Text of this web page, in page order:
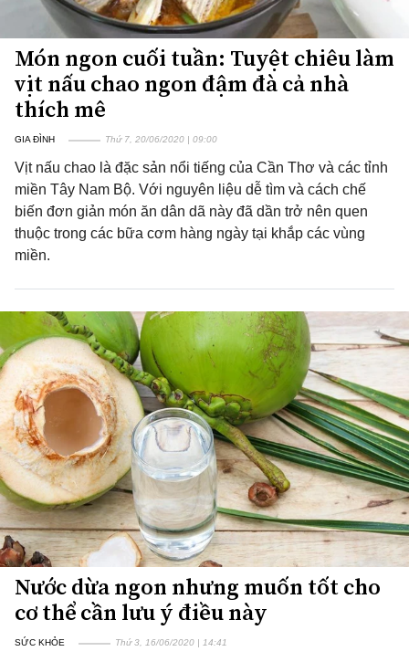
Món ngon cuối tuần: Tuyệt chiêu làm
vịt nấu chao ngon đậm đà cả nhà
thích mê
GIA ĐÌNH Thứ 7, 20/06/2020 | 09:00
Vịt nấu chao là đặc sản nổi tiếng của Cần Thơ và các tỉnh
miền Tây Nam Bộ. Với nguyên liệu dễ tìm và cách chế
biến đơn giản món ăn dân dã này đã dần trở nên quen
thuộc trong các bữa cơm hàng ngày tại khắp các vùng
miền.
Nước dừa ngon nhưng muốn tốt cho
cơ thể cần lưu ý điều này
SỨC KHỎE Thứ 3, 16/06/2020 | 14:41